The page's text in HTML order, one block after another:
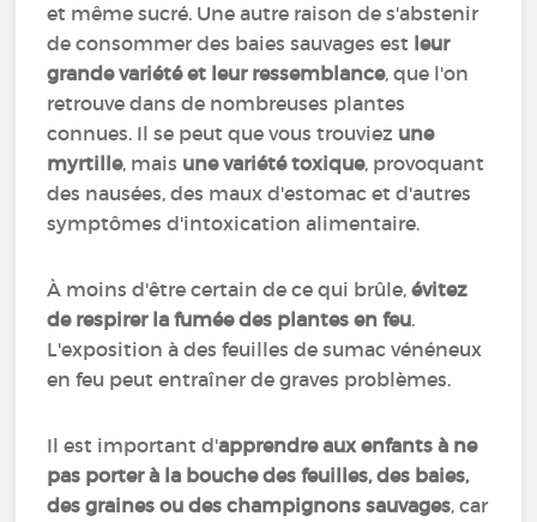
et même sucré. Une autre raison de s'abstenir
de consommer des baies sauvages est leur
grande variété et leur ressemblance, que l'on
retrouve dans de nombreuses plantes
connues. Il se peut que vous trouviez une
myrtille, mais une variété toxique, provoquant
des nausées, des maux d'estomac et d'autres
symptômes d'intoxication alimentaire.
À moins d'être certain de ce qui brûle,évitez
de respirer la fumée des plantes en feu.
L'exposition à des feuilles de sumac vénéneux
en feu peut entraîner de graves problèmes.
Il est important d'apprendre aux enfants à ne
pas porter à la bouche des feuilles, des baies,
des graines ou des champignons sauvages, car